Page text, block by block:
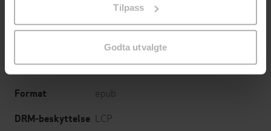
Tilpass
Godta utvalgte
01.06.2025
Lyrikk og dramatikk
Språk English
Format epub
DRM-beskyttelse LCP